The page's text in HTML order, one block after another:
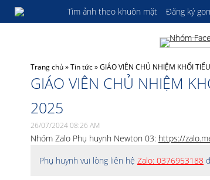
Tìm ảnh theo khuôn mặt Đăng ký
Trang chủ»Tin tức»GIÁO VIÊN CHỦ NHIỆM KHỐI
GIÁO VIÊN CHỦ NHIỆM
2025
26/07/2024 08:26 AM
Nhóm Zalo Phụ huynh Newton 03: https://
Phụ huynh vui lòng liên hệ Zalo: 0376953188